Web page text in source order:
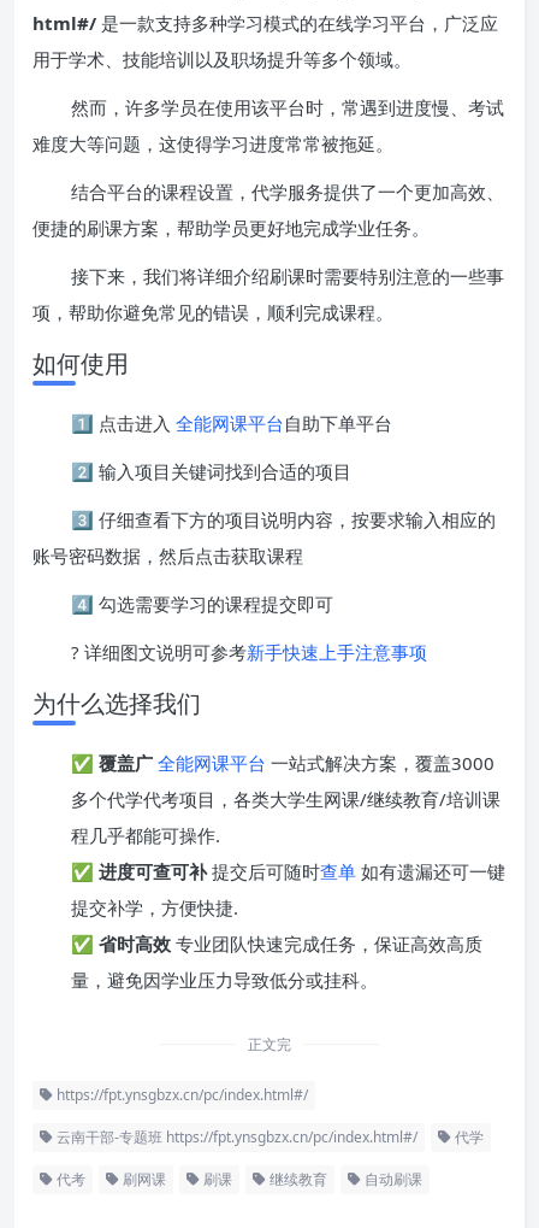
html#/ 是一款支持多种学习模式的在线学习平台，广泛应
用于学术、技能培训以及职场提升等多个领域。
然而，许多学员在使用该平台时，常遇到进度慢、考试
难度大等问题，这使得学习进度常常被拖延。
结合平台的课程设置，代学服务提供了一个更加高效、
便捷的刷课方案，帮助学员更好地完成学业任务。
接下来，我们将详细介绍刷课时需要特别注意的一些事
项，帮助你避免常见的错误，顺利完成课程。
如何使用
1️⃣ 点击进入 全能网课平台自助下单平台
2️⃣ 输入项目关键词找到合适的项目
3️⃣ 仔细查看下方的项目说明内容，按要求输入相应的
账号密码数据，然后点击获取课程
4️⃣ 勾选需要学习的课程提交即可
? 详细图文说明可参考新手快速上手注意事项
为什么选择我们
✅ 覆盖广 全能网课平台 一站式解决方案，覆盖3000
多个代学代考项目，各类大学生网课/继续教育/培训课
程几乎都能可操作.
✅ 进度可查可补提交后可随时查单 如有遗漏还可一键
提交补学，方便快捷.
✅ 省时高效 专业团队快速完成任务，保证高效高质
量，避免因学业压力导致低分或挂科。
正文完
https://fpt.ynsgbzx.cn/pc/index.html#/
云南干部-专题班 https://fpt.ynsgbzx.cn/pc/index.html#/ 代学
代考 刷网课 刷课 继续教育 自动刷课